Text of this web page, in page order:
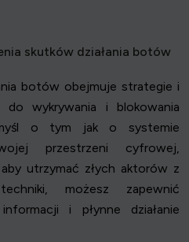
skutków działania botów
botów obejmuje strategie i
do wykrywania i blokowania
o tym jak o systemie
przestrzeni cyfrowej,
utrzymać złych aktorów z
możesz zapewnić
i płynne działanie